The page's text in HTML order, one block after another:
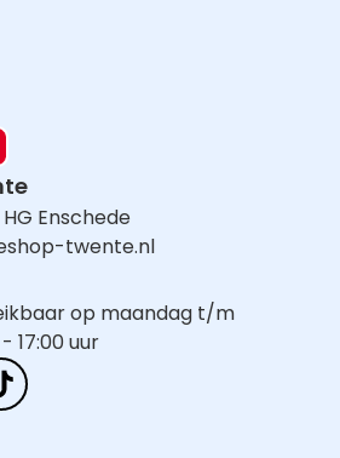
HG Enschede
twente.nl
op maandag t/m
17:00 uur